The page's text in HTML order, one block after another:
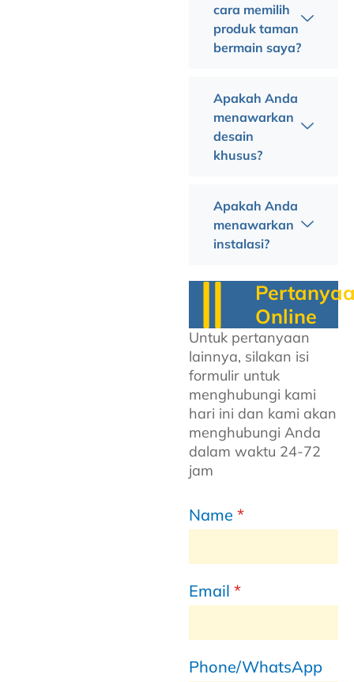
cara memilih
produk taman
bermain saya?
Apakah Anda
menawarkan
desain
khusus?
Apakah Anda
menawarkan
instalasi?
Online
Untuk pertanyaan
lainnya, silakan isi
formulir untuk
menghubungi kami
hari ini dan kami akan
menghubungi Anda
dalam waktu 24-72
jam
Name *
Email *
Phone/WhatsApp